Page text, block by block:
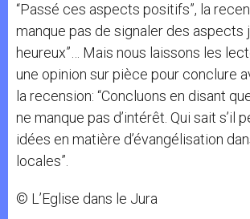
“Passé ces aspects positifs”, la
manque pas de signaler des aspects
heureux”… Mais nous laissons les
une opinion sur pièce pour conclure
la recension: “Concluons en disant
ne manque pas d’intérêt. Qui sait s’il
idées en matière d’évangélisation
locales”.
© L’Eglise dans le Jura